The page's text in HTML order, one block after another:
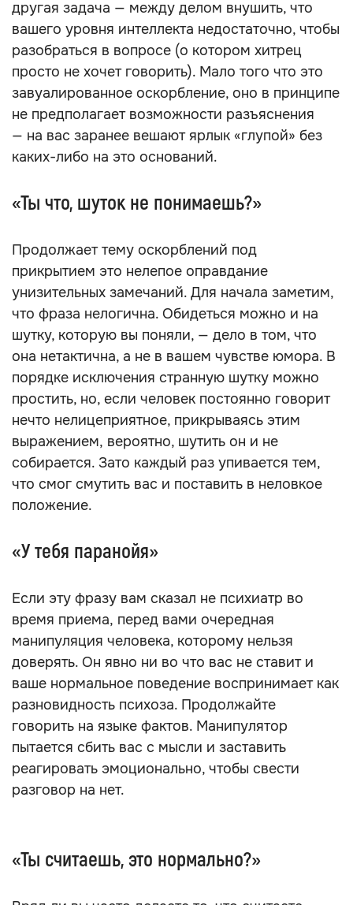
жертвы. Что ж, холодный ум вам действительно
пригодится, чтобы устоять перед подобными
помыканиями.
«Тебе не понять»
угодно, было бы желание. Но у человека,
который пытается играть вашими чувствами,
вашего уровня интеллекта недостаточно, чтобы
разобраться в вопросе (о котором хитрец
просто не хочет говорить). Мало того что это
завуалированное оскорбление, оно в принципе
не предполагает возможности разъяснения
— на вас заранее вешают ярлык «глупой» без
каких-либо на это оснований.
«Ты что, шуток не понимаешь?»
Продолжает тему оскорблений под
прикрытием это нелепое оправдание
что фраза нелогична. Обидеться можно и на
шутку, которую вы поняли, — дело в том, что
порядке исключения странную шутку можно
простить, но, если человек постоянно говорит
нечто нелицеприятное, прикрываясь этим
выражением, вероятно, шутить он и не
собирается. Зато каждый раз упивается тем,
что смог смутить вас и поставить в неловкое
положение.
«У тебя паранойя»
манипуляция человека, которому нельзя